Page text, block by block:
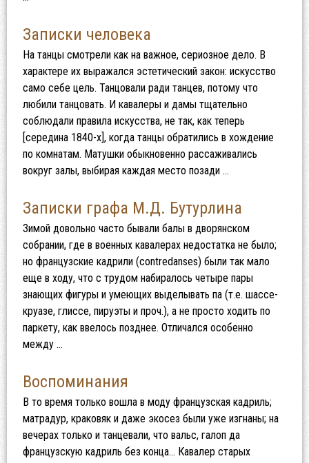
Записки человека
На танцы смотрели как на важное, сериозное дело. В
характере их выражался эстетический закон: искусство
само себе цель. Танцовали ради танцев, потому что
любили танцовать. И кавалеры и дамы тщательно
соблюдали правила искусства, не так, как теперь
[середина 1840-х], когда танцы обратились в хождение
по комнатам. Матушки обыкновенно рассаживались
вокруг залы, выбирая каждая место позади …
Записки графа М.Д. Бутурлина
Зимой довольно часто бывали балы в дворянском
собрании, где в военных кавалерах недостатка не было;
но французские кадрили (contredanses) были так мало
еще в ходу, что с трудом набиралось четыре пары
знающих фигуры и умеющих выделывать па (т.е. шассе-
круазе, глиссе, пируэты и проч.), а не просто ходить по
паркету, как ввелось позднее. Отличался особенно
между …
Воспоминания
В то время только вошла в моду французская кадриль;
матрадур, краковяк и даже экосез были уже изгнаны; на
вечерах только и танцевали, что вальс, галоп да
французскую кадриль без конца… Кавалер старых